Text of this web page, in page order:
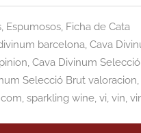
, Espumosos, Ficha de Cata
barcelona Cava
Cava Divinum
Selecció Brut valoracion
sparkling wine vi vin